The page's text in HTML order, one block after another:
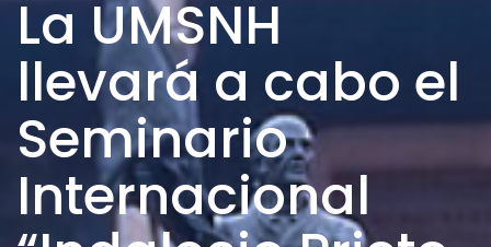
La UMSNH
llevará a cabo el
Seminario
Internacional